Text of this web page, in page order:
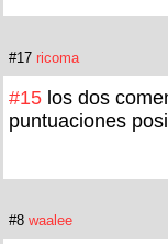
#17 ricoma
#15 los dos
puntuaciones
#8 waalee